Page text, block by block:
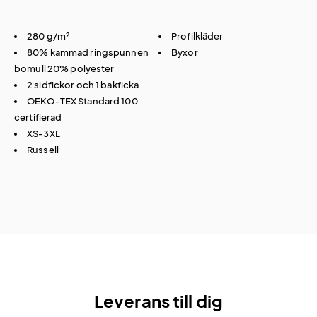
280 g/m²
80% kammad ringspunnen
bomull 20% polyester
2 sidfickor och 1 bakficka
OEKO-TEX Standard 100
certifierad
XS-3XL
Russell
Profilkläder
Byxor
Leverans till dig